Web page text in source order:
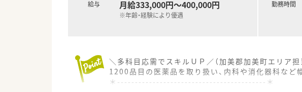
給与
月給333,000円～400,000円
※年齢・経験により優遇
勤務時間
＼多科目応需でスキルＵＰ／（加美郡加美町エリア担
1200品目の医薬品を取り扱い、内科や消化器科など
＊------------------------------------------＊